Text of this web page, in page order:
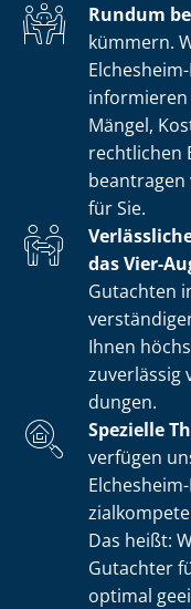
Rundum
kümmern.
informieren
Mängel,
rechtlichen
beantragen
für Sie.
das Vier-
Gutachten
Ihnen
zuverlässig
dun­gen.
Spezielle
verfügen
Das heißt:
Gutachter
optimal